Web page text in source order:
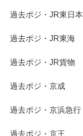
過去ポジ・JR東日本
過去ポジ・JR東海
過去ポジ・JR貨物
過去ポジ・京成
過去ポジ・京浜急行
過去ポジ・京王